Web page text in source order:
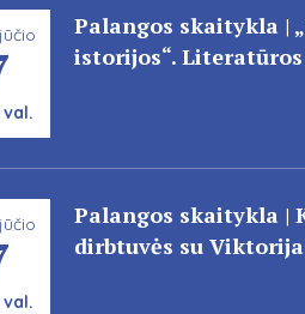
val.
Palangos skaitykla |
istorijos“.
val.
Palangos skaitykla |
dirbtuvės su